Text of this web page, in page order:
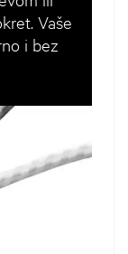
Vaše
i bez